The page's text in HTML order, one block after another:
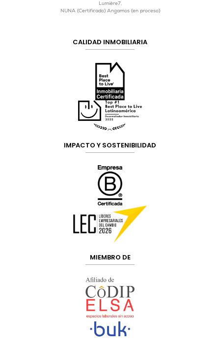
Lumière7,
NUNA (Certificado) Angamos (en proceso)
CALIDAD INMOBILIARIA
IMPACTO Y SOSTENIBILIDAD
MIEMBRO DE